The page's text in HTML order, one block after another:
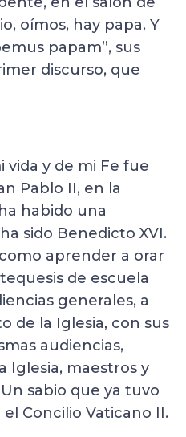
oímos, hay papa. Y
papam”, sus
discurso, que
vida y de mi Fe fue
Pablo II, en la
habido una
sido Benedicto XVI.
aprender a orar
de escuela
generales, a
de la Iglesia, con sus
audiencias,
Iglesia, maestros y
sabio que ya tuvo
Concilio Vaticano II.